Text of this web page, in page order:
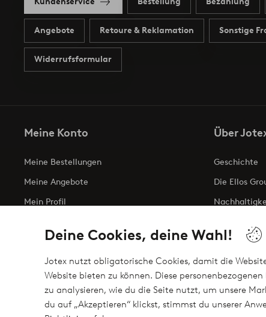
Deine Cookies, deine Wahl!
Jotex nutzt obligatorische Cookies, damit die
Website bieten zu können. Diese
zu analysieren, wie du die Seite nutzt, um unsere
du auf „Akzeptieren“ klickst, stimmst du unserer
Angebote Retoure & Reklamation Sonstige
Widerrufsformular
Meine Konto
Meine Bestellungen
Meine Angebote
Mein Profil
Über
Geschichte
Die Ellos
Erklärung
Sichere Zahlungen - Jetzt bezahlen oder
Möchtest du mehr über unsere Zahlungsmöglichkeiten